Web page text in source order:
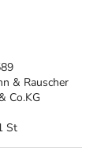
& Rauscher
Co.KG
St